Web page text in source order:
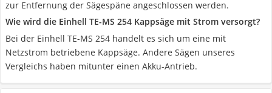
zur Entfernung der Sägespäne angeschlossen werden.
Wie wird die Einhell TE-MS 254 Kappsäge mit Strom versorgt?
Bei der Einhell TE-MS 254 handelt es sich um eine mit
Netzstrom betriebene Kappsäge. Andere Sägen unseres
Vergleichs haben mitunter einen Akku-Antrieb.